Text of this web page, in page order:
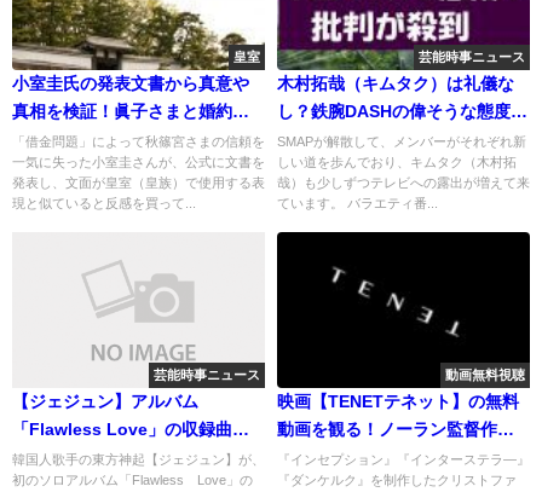
皇室
小室圭氏の発表文書から真意や
真相を検証！眞子さまと婚約は
どうなる？
「借金問題」によって秋篠宮さまの信頼を
一気に失った小室圭さんが、公式に文書を
発表し、文面が皇室（皇族）で使用する表
現と似ていると反感を買って...
芸能時事ニュース
木村拓哉（キムタク）は礼儀な
し？鉄腕DASHの偉そうな態度
（腕組み）に批判殺到！
SMAPが解散して、メンバーがそれぞれ新
しい道を歩んでおり、キムタク（木村拓
哉）も少しずつテレビへの露出が増えて来
ています。 バラエティ番...
芸能時事ニュース
【ジェジュン】アルバム
「Flawless Love」の収録曲は
何？いつ発売？コンサート会場
はどこ？
韓国人歌手の東方神起【ジェジュン】が、
初のソロアルバム「Flawless Love」の
動画無料視聴
映画【TENETテネット】の無料
動画を観る！ノーラン監督作品
の感想とネタバレ！いつから放
映開始？
『インセプション』『インターステラ―』
『ダンケルク』を制作したクリストファ